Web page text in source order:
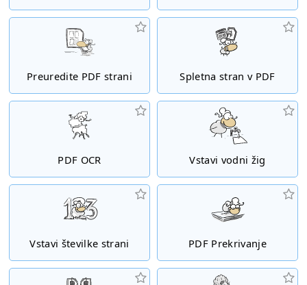
Preuredite PDF strani Spletna stran v PDF
PDF OCR Vstavi vodni žig
Vstavi številke strani PDF Prekrivanje